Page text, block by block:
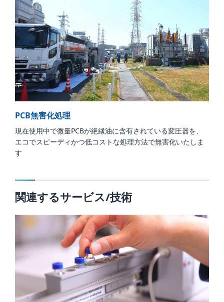
PCB無害化処理
現在使用中で微量PCBが絶縁油に含有されている変圧器を、
エコでスピーディかつ低コストな処理方法で無害化いたしま
す
関連するサービス/技術